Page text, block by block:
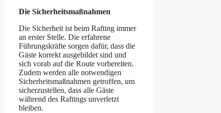
Die Sicherheitsmaßnahmen
Die Sicherheit ist beim Rafting immer
an erster Stelle. Die erfahrene
Führungskräfte sorgen dafür, dass die
Gäste korrekt ausgebildet sind und
sich vorab auf die Route vorbereiten.
Zudem werden alle notwendigen
Sicherheitsmaßnahmen getroffen, um
sicherzustellen, dass alle Gäste
während des Raftings unverletzt
bleiben.